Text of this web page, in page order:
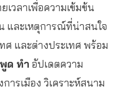
เวลาเพื่อความเข้มข้น
และเหตุการณ์ที่น่าสนใจ
ศ และต่างประเทศ พร้อม
ด ทำ อัปเดตความ
ารเมือง วิเคราะห์สนาม